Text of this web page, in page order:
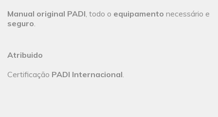
Manual original PADI, todo o equipamento necessário e
seguro.
Atribuido
Certificação PADI Internacional.